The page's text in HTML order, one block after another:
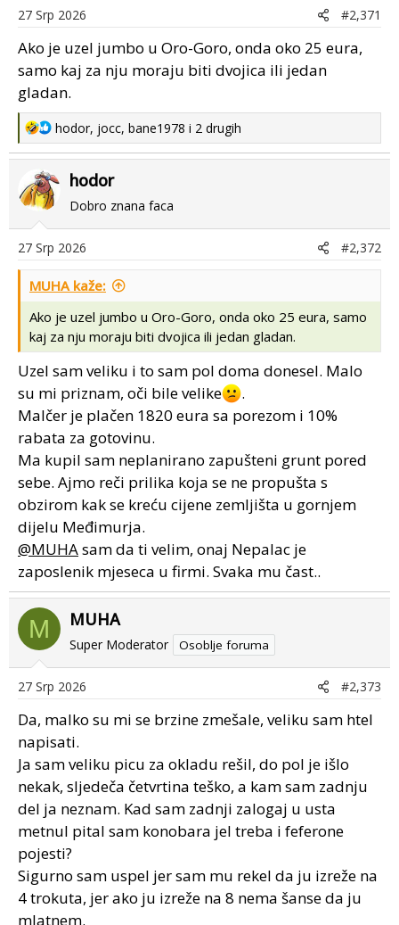
27 Srp 2026 #2,371
Ako je uzel jumbo u Oro-Goro, onda oko 25 eura,
samo kaj za nju moraju biti dvojica ili jedan
gladan.
R
e
a
c
n
:
hodor, jocc, bane1978 i 2 drugih
hodor
Dobro znana faca
27 Srp 2026 #2,372
MUHA kaže:
Ako je uzel jumbo u Oro-Goro, onda oko 25 eura, samo
kaj za nju moraju biti dvojica ili jedan gladan.
Uzel sam veliku i to sam pol doma donesel. Malo
su mi priznam, oči bile velike
.
Malčer je plačen 1820 eura sa porezom i 10%
rabata za gotovinu.
Ma kupil sam neplanirano zapušteni grunt pored
sebe. Ajmo reči prilika koja se ne propušta s
obzirom kak se kreću cijene zemljišta u gornjem
dijelu Međimurja.
@MUHAsam da ti velim, onaj Nepalac je
zaposlenik mjeseca u firmi. Svaka mu čast..
M MUHA
Super Moderator Osoblje foruma
27 Srp 2026 #2,373
Da, malko su mi se brzine zmešale, veliku sam htel
napisati.
Ja sam veliku picu za okladu rešil, do pol je išlo
nekak, sljedeča četvrtina teško, a kam sam zadnju
del ja neznam. Kad sam zadnji zalogaj u usta
metnul pital sam konobara jel treba i feferone
pojesti?
Sigurno sam uspel jer sam mu rekel da ju izreže na
4 trokuta, jer ako ju izreže na 8 nema šanse da ju
mlatnem.